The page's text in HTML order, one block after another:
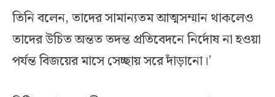
তিনি বলেন, তাদের সামান্যতম আত্মসম্মান থাকলেও
তাদের উচিত অন্তত তদন্ত প্রতিবেদনে নির্দোষ না হওয়া
পর্যন্ত বিজয়ের মাসে সেচ্ছায় সরে দাঁড়ানো।’